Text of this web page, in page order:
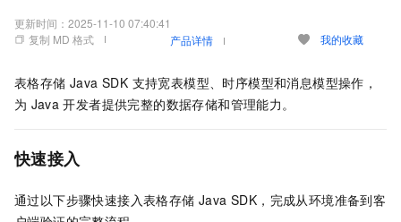
更新时间： 2025-11-10 07:40:41
复制 MD 格式
产品详情 我的收藏
表格存储 Java SDK 支持宽表模型、时序模型和消息模型操作，
为 Java 开发者提供完整的数据存储和管理能力。
快速接入
通过以下步骤快速接入表格存储 Java SDK，完成从环境准备到客